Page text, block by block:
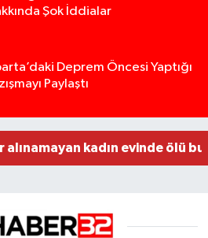
Şok İddialar
Deprem Öncesi Yaptığı
Paylaştı
birbirine girdiği kavga
ÇARPIŞAN OTOMOBİL GÜL
alınamayan kadın evinde ölü
arasındaki silahlı kavgada